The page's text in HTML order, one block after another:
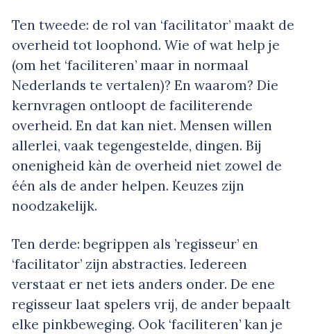
Ten tweede: de rol van ‘facilitator’ maakt de
overheid tot loophond. Wie of wat help je
(om het ‘faciliteren’ maar in normaal
Nederlands te vertalen)? En waarom? Die
kernvragen ontloopt de faciliterende
overheid. En dat kan niet. Mensen willen
allerlei, vaak tegengestelde, dingen. Bij
onenigheid kàn de overheid niet zowel de
één als de ander helpen. Keuzes zijn
noodzakelijk.
Ten derde: begrippen als ’regisseur’ en
‘facilitator’ zijn abstracties. Iedereen
verstaat er net iets anders onder. De ene
regisseur laat spelers vrij, de ander bepaalt
elke pinkbeweging. Ook ‘faciliteren’ kan je